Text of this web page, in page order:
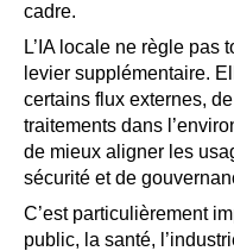
cadre.
L’IA locale ne règle pas
levier supplémentaire.
certains flux externes,
traitements dans
de mieux aligner les
sécurité et de
C’est particulièrement
public, la santé,